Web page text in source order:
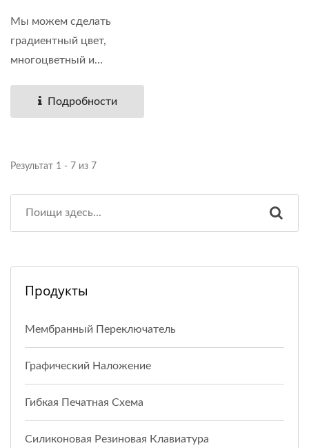
Мы можем сделать
градиентный цвет,
многоцветный и
Подробности
Результат 1 - 7 из 7
Продукты
Мембранный Переключатель
Графический Наложение
Гибкая Печатная Схема
Силиконовая Резиновая Клавиатура